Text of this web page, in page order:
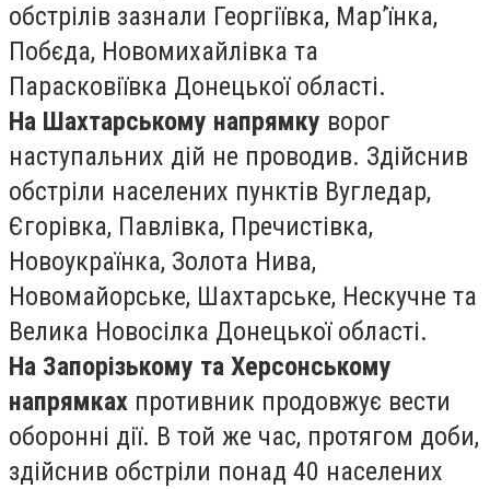
обстрілів зазнали Георгіївка, Мар’їнка,
Побєда, Новомихайлівка та
Парасковіївка Донецької області.
На Шахтарському напрямку ворог
наступальних дій не проводив. Здійснив
обстріли населених пунктів Вугледар,
Єгорівка, Павлівка, Пречистівка,
Новоукраїнка, Золота Нива,
Новомайорське, Шахтарське, Нескучне та
Велика Новосілка Донецької області.
На Запорізькому та Херсонському
напрямках противник продовжує вести
оборонні дії. В той же час, протягом доби,
здійснив обстріли понад 40 населених